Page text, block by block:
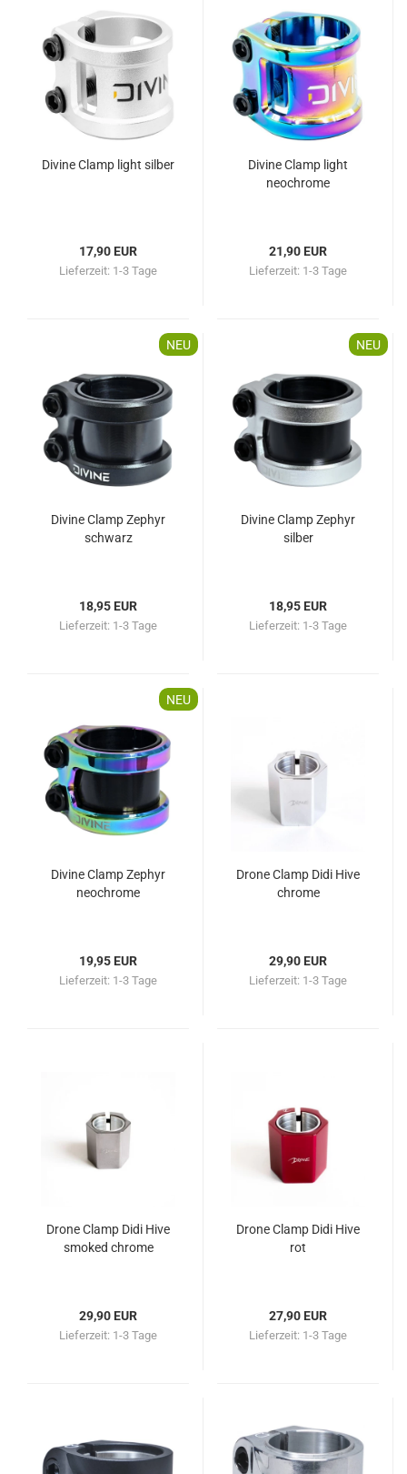
Divine Clamp light silber
17,90 EUR
Lieferzeit: 1-3 Tage
Divine Clamp light
neochrome
21,90 EUR
Lieferzeit: 1-3 Tage
NEU
Divine Clamp Zephyr
schwarz
18,95 EUR
Lieferzeit: 1-3 Tage
NEU
Divine Clamp Zephyr
silber
18,95 EUR
Lieferzeit: 1-3 Tage
NEU
Divine Clamp Zephyr
neochrome
19,95 EUR
Lieferzeit: 1-3 Tage
Drone Clamp Didi Hive
chrome
29,90 EUR
Lieferzeit: 1-3 Tage
Drone Clamp Didi Hive
smoked chrome
29,90 EUR
Lieferzeit: 1-3 Tage
Drone Clamp Didi Hive
rot
27,90 EUR
Lieferzeit: 1-3 Tage